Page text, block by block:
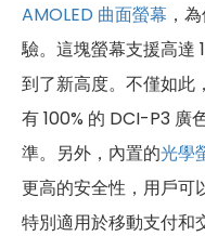
AMOLED 曲面螢幕 ，
驗。這塊螢幕支援高達
到了新高度。不僅如此
有 100% 的 DCI-P3 廣
準。另外，內置的光學
更高的安全性，用戶可
特別適用於移動支付和